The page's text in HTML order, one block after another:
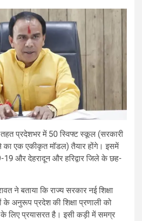
के तहत प्रदेशभर में 50 स्विफ्ट स्कूल (सरकारी
एक एकीकृत मॉडल) तैयार होंगे। इसमें
19 और देहरादून और हरिद्वार जिले के छह-
ने बताया कि राज्य सरकार नई शिक्षा
के अनुरूप प्रदेश की शिक्षा प्रणाली को
लिए प्रयासरत है। इसी कड़ी में समग्र